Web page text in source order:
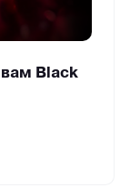
Black